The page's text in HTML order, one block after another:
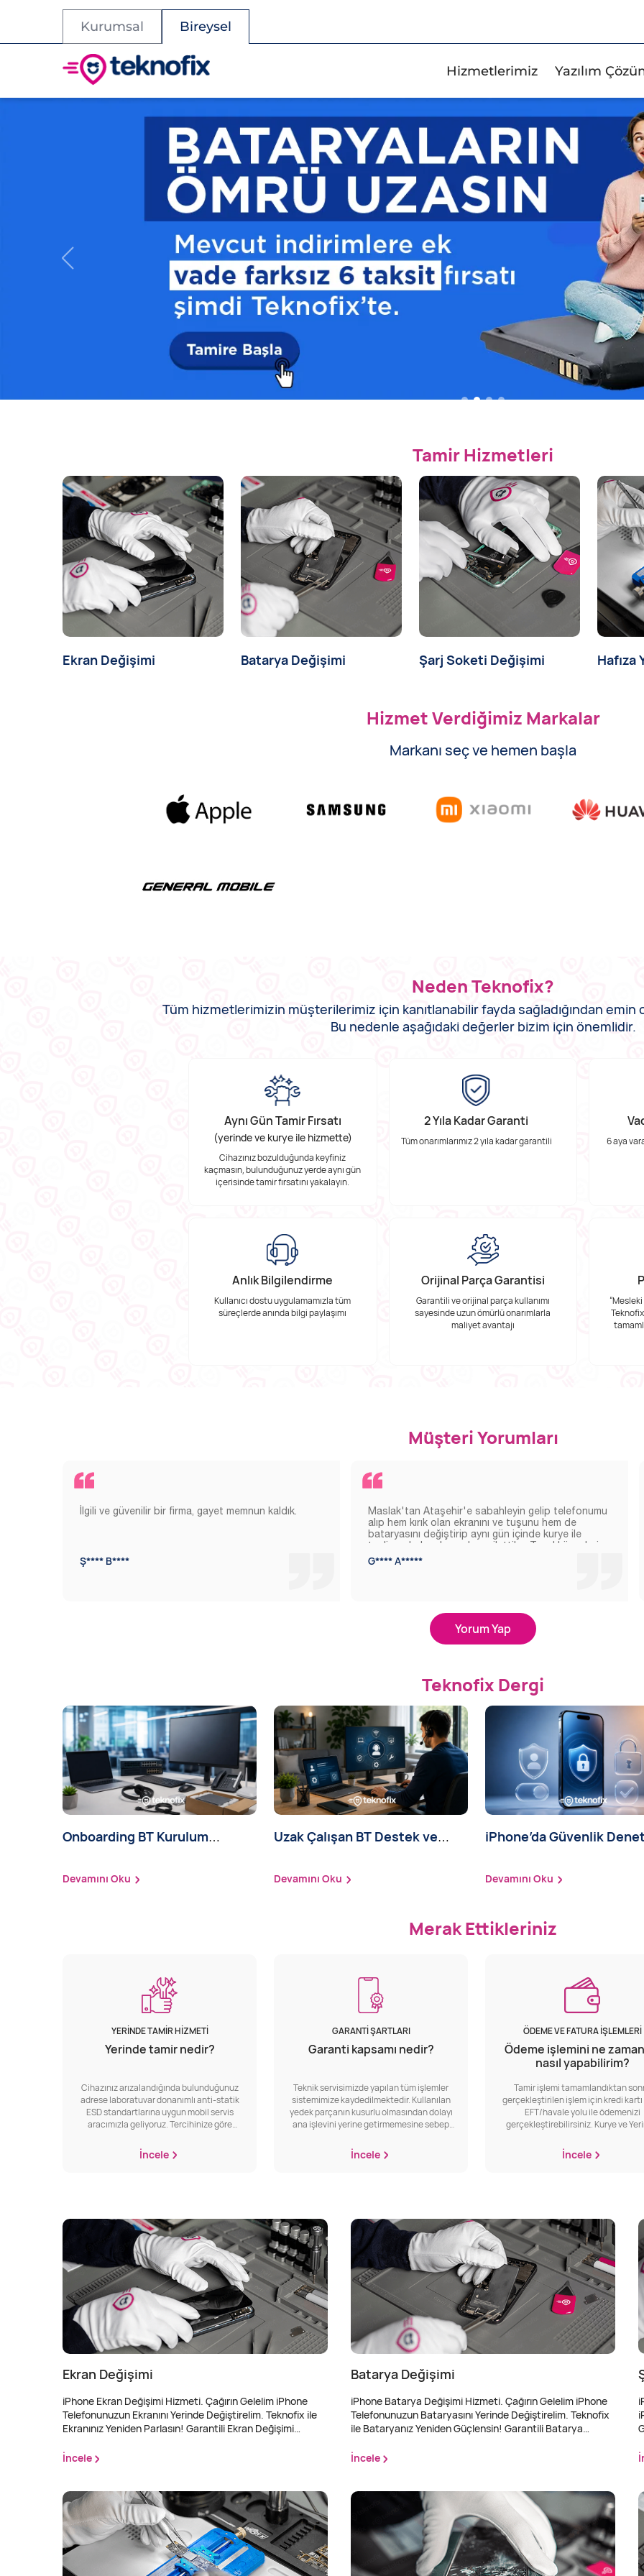
Kurumsal Bireysel
Hizmetlerimiz Yazılım
Tamir Hizmetleri
Ekran Değişimi Batarya Değişimi Şarj Soketi Değişimi Hafıza
Hizmet Verdiğimiz Markalar
Markanı seç ve hemen başla
Neden Teknofix?
Tüm hizmetlerimizin müşterilerimiz için kanıtlanabilir fayda sağladığından
Bu nedenle aşağıdaki değerler bizim için önemlidir.
Aynı Gün Tamir Fırsatı
(yerinde ve kurye ile hizmette)
Cihazınız bozulduğunda keyfiniz
kaçmasın, bulunduğunuz yerde aynı gün
içerisinde tamir fırsatını yakalayın.
2 Yıla Kadar Garanti
Tüm onarımlarımız 2 yıla kadar garantili
6 aya
Anlık Bilgilendirme
Kullanıcı dostu uygulamamızla tüm
süreçlerde anında bilgi paylaşımı
Orijinal Parça Garantisi
Garantili ve orijinal parça kullanımı
sayesinde uzun ömürlü onarımlarla
maliyet avantajı
Müşteri Yorumları
İlgili ve güvenilir bir firma, gayet memnun kaldık.
Ş**** B****
Maslak'tan Ataşehir'e sabahleyin gelip telefonumu
alıp hem kırık olan ekranını ve tuşunu hem de
bataryasını değiştirip aynı gün içinde kurye ile
teslim ederken her adımını ilettiler. Teşekkür ederim.
G**** A*****
Yorum Yap
Teknofix Dergi
Onboarding BT Kurulum
Devamını Oku
Uzak Çalışan BT Destek ve
Devamını Oku
iPhone’da Güvenlik
Devamını Oku
Merak Ettikleriniz
YERINDE TAMIR HIZMETI
Yerinde tamir nedir?
Cihazınız arızalandığında bulunduğunuz
adrese laboratuvar donanımlı anti-statik
ESD standartlarına uygun mobil servis
aracımızla geliyoruz. Tercihinize göre
yerinde tamir aracımızda hızlı ve güvenilir
bir şekilde tamir işlemini gerçekleştiriyoruz.
İncele
GARANTI ŞARTLARI
Garanti kapsamı nedir?
Teknik servisimizde yapılan tüm işlemler
sistemimize kaydedilmektedir. Kullanılan
yedek parçanın kusurlu olmasından dolayı
ana işlevini yerine getirmemesine sebep
teması, düşme, darbe, baskı veya yüksek
voltaj vb. kullanıcı hataları sebebiyle oluşan
incelemede pilin şarj döngüsü, pil sağlığı ve
yüksek voltaj gibi ana karta hasar veren bir
durum yaşanıp yaşanmadığı kontrol edilir.
Ürünün kusurlu olması halinde garanti
kapsamında değişim gerçekleşir.
İncele
ÖDEME VE FATURA İŞLEMLERI
Ödeme işlemini ne
nasıl yapabilirim?
Tamir işlemi tamamlandıktan
gerçekleştirilen işlem için kredi kartı
EFT/havale yolu ile ödemenizi
gerçekleştirebilirsiniz. Kurye ve
alınmaktadır. Kredi kartına peşin
aya uzanan vade farksız
İncele
Ekran Değişimi
iPhone Ekran Değişimi Hizmeti. Çağırın Gelelim iPhone
Telefonunuzun Ekranını Yerinde Değiştirelim. Teknofix ile
Ekranınız Yeniden Parlasın! Garantili Ekran Değişimi
Profesyonel Garantili Ekran Değişimi Hizmeti
İncele
Batarya Değişimi
iPhone Batarya Değişimi Hizmeti. Çağırın Gelelim iPhone
Telefonunuzun Bataryasını Yerinde Değiştirelim. Teknofix
ile Bataryanız Yeniden Güçlensin! Garantili Batarya
Hızlı ve Profesyonel Garantili Batarya Değişimi Hizmeti.
İncele